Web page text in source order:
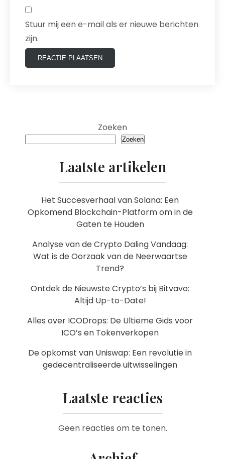
Stuur mij een e-mail als er nieuwe berichten
zijn.
Zoeken
Zoeken
Laatste artikelen
Het Succesverhaal van Solana: Een
Opkomend Blockchain-Platform om in de
Gaten te Houden
Analyse van de Crypto Daling Vandaag:
Wat is de Oorzaak van de Neerwaartse
Trend?
Ontdek de Nieuwste Crypto’s bij Bitvavo:
Altijd Up-to-Date!
Alles over ICODrops: De Ultieme Gids voor
ICO’s en Tokenverkopen
De opkomst van Uniswap: Een revolutie in
gedecentraliseerde uitwisselingen
Laatste reacties
Geen reacties om te tonen.